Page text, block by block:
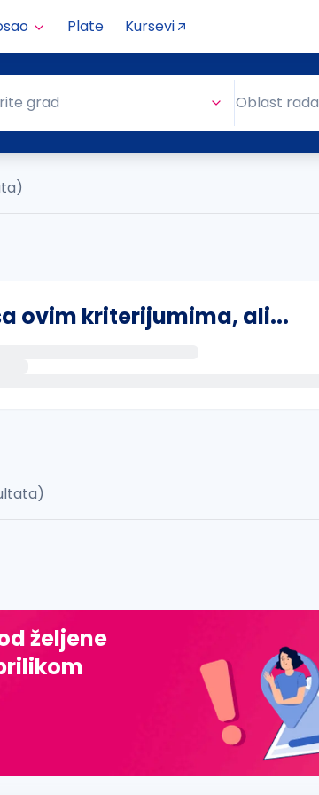
Plate Kursevi
grad Oblast rada
ovim kriterijumima, ali...
đ, ž, dž)
željene